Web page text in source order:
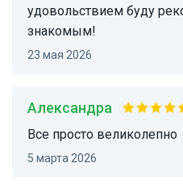
удовольствием буду
знакомым!
23 мая 2026
Александра
все просто великолепно
5 марта 2026